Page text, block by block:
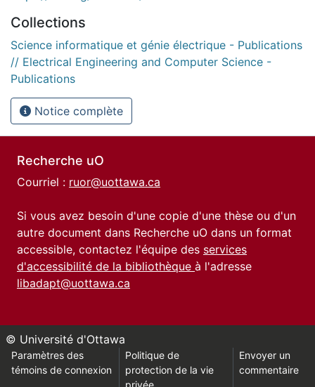
Collections
Science informatique et génie électrique - Publications
// Electrical Engineering and Computer Science -
Publications
Notice complète
Recherche uO
Courriel : ruor@uottawa.ca
Si vous avez besoin d'une copie d'une thèse ou d'un
autre document dans Recherche uO dans un format
accessible, contactez l'équipe des services
d'accessibilité de la bibliothèque à l'adresse
libadapt@uottawa.ca
© Université d'Ottawa
Paramètres des
témoins de connexion
Politique de
protection de la vie
privée
Envoyer un
commentaire